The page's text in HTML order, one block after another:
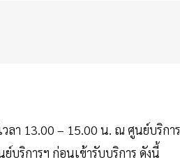
า 13.00 – 15.00 น. ณ ศูนย์บริกา
ริการฯ ก่อนเข้ารับบริการ ดังนี้